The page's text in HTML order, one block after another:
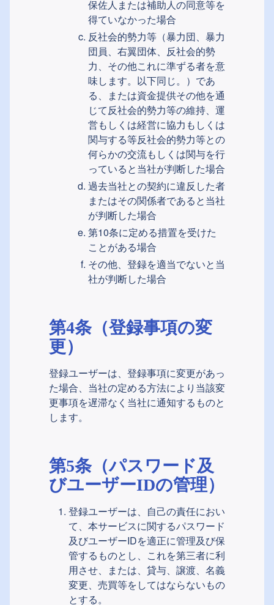
保佐人または補助人の同意等を
得ていなかった場合
反社会的勢力等（暴力団、暴力
団員、右翼団体、反社会的勢
力、その他これに準ずる者を意
味します。以下同じ。）であ
る、または資金提供その他を通
じて反社会的勢力等の維持、運
営もしくは経営に協力もしくは
関与する等反社会的勢力等との
何らかの交流もしくは関与を行
っていると当社が判断した場合
過去当社との契約に違反した者
またはその関係者であると当社
が判断した場合
第10条に定める措置を受けた
ことがある場合
その他、登録を適当でないと当
社が判断した場合
第4条（登録事項の変
更）
登録ユーザーは、登録事項に変更があっ
た場合、当社の定める方法により当該変
更事項を遅滞なく当社に通知するものと
します。
第5条（パスワード及
びユーザーIDの管理）
登録ユーザーは、自己の責任におい
て、本サービスに関するパスワード
及びユーザーIDを適正に管理及び保
管するものとし、これを第三者に利
用させ、または、貸与、譲渡、名義
変更、売買等をしてはならないもの
とする。